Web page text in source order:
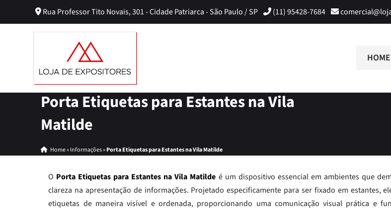
Rua Professor Tito Novais, 301 - Cidade Patriarca - São Paulo / SP (11) 95428-7684
HOME
Porta Etiquetas para Estantes na Vila
Matilde
Home»Informações»Porta Etiquetas para Estantes na Vila Matilde
O Porta Etiquetas para Estantes na Vila Matilde é um dispositivo essencial em ambientes que
clareza na apresentação de informações. Projetado especificamente para ser fixado em estantes,
etiquetas de maneira visível e ordenada, proporcionando uma comunicação visual prática e